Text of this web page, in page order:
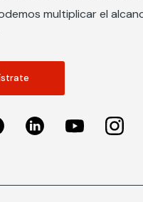
multiplicar el